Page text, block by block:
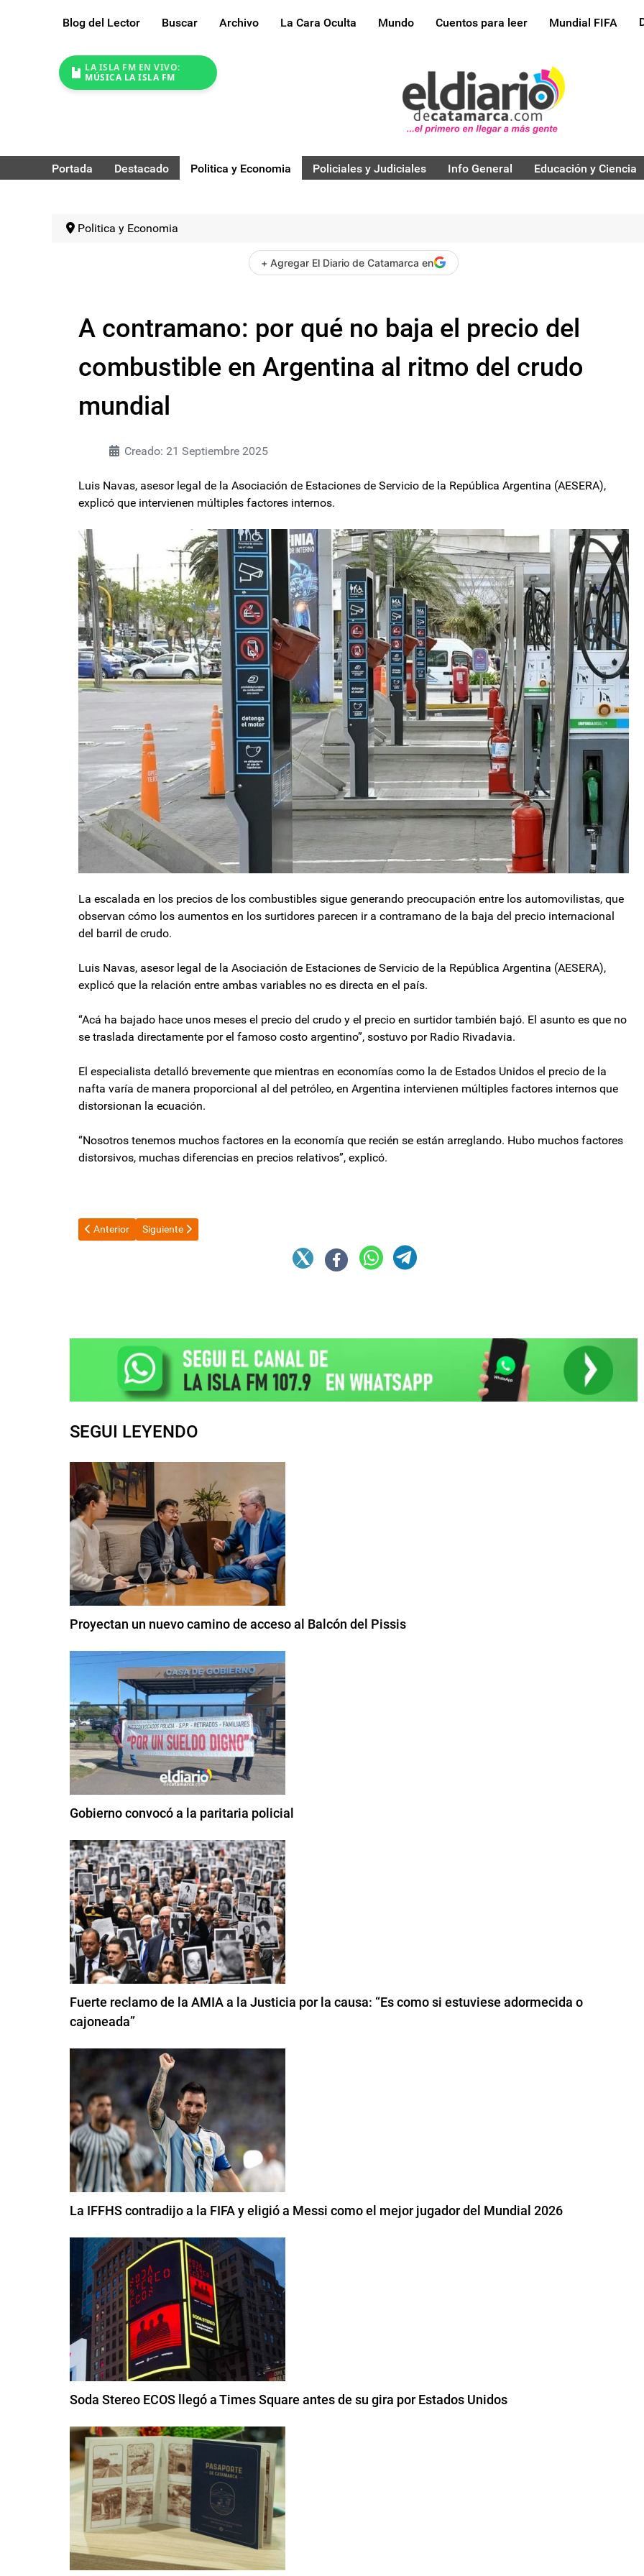
Blog del Lector Buscar Archivo La Cara Oculta Mundo Cuentos para leer Mundial FIFA
LA ISLA FM EN VIVO:
MÚSICA LA ISLA FM
Portada Destacado Politica y Economia Policiales y Judiciales Info General Educación y Ciencia
Politica y Economia
+ Agregar El Diario de Catamarca en
A contramano: por qué no baja el precio del
combustible en Argentina al ritmo del crudo
mundial
Creado: 21 Septiembre 2025
Luis Navas, asesor legal de la Asociación de Estaciones de Servicio de la República Argentina (AESERA),
explicó que intervienen múltiples factores internos.
La escalada en los precios de los combustibles sigue generando preocupación entre los automovilistas, que
observan cómo los aumentos en los surtidores parecen ir a contramano de la baja del precio internacional
del barril de crudo.
Luis Navas, asesor legal de la Asociación de Estaciones de Servicio de la República Argentina (AESERA),
explicó que la relación entre ambas variables no es directa en el país.
“Acá ha bajado hace unos meses el precio del crudo y el precio en surtidor también bajó. El asunto es que no
se traslada directamente por el famoso costo argentino”, sostuvo por Radio Rivadavia.
El especialista detalló brevemente que mientras en economías como la de Estados Unidos el precio de la
nafta varía de manera proporcional al del petróleo, en Argentina intervienen múltiples factores internos que
distorsionan la ecuación.
“Nosotros tenemos muchos factores en la economía que recién se están arreglando. Hubo muchos factores
distorsivos, muchas diferencias en precios relativos”, explicó.
Artículo anterior: Adriana Díaz: advirtió sobre las consecuencias que traería a Catamarca el Presupuesto 2026 de Milei
Anterior Artículo siguiente: Timerman, sobre la tensión cambiaria: “Sin consensos políticos básicos, no habrá inversiones
Siguiente
SEGUI LEYENDO
Proyectan un nuevo camino de acceso al Balcón del Pissis
Gobierno convocó a la paritaria policial
Fuerte reclamo de la AMIA a la Justicia por la causa: “Es como si estuviese adormecida o
cajoneada”
La IFFHS contradijo a la FIFA y eligió a Messi como el mejor jugador del Mundial 2026
Soda Stereo ECOS llegó a Times Square antes de su gira por Estados Unidos